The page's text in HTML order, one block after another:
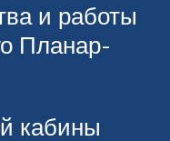
и работы
Планар-
кабины